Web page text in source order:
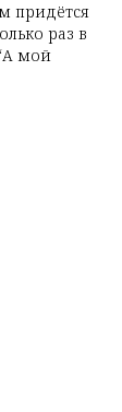
придётся
раз в
мой